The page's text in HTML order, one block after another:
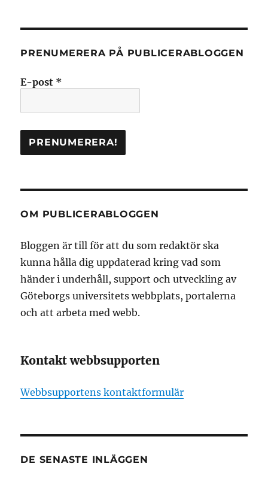
PRENUMERERA PÅ PUBLICERABLOGGEN
E-post *
OM PUBLICERABLOGGEN
Bloggen är till för att du som redaktör ska
kunna hålla dig uppdaterad kring vad som
händer i underhåll, support och utveckling av
Göteborgs universitets webbplats, portalerna
och att arbeta med webb.
Kontakt webbsupporten
Webbsupportens kontaktformulär
DE SENASTE INLÄGGEN